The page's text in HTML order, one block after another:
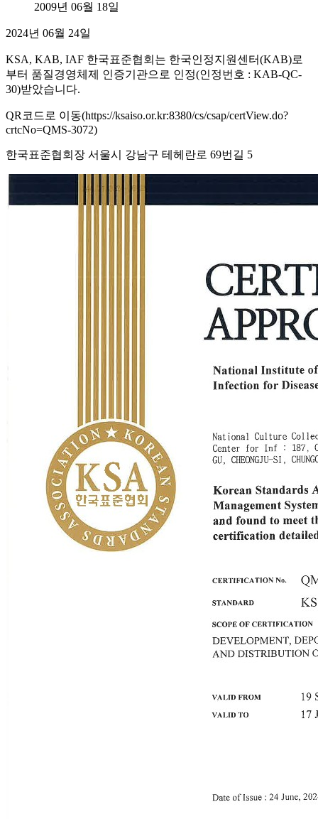
2009년 06월 18일
2024년 06월 24일
KSA, KAB, IAF 한국표준협회는 한국인정지원센터(KAB)로
부터 품질경영체제 인증기관으로 인정(인정번호 : KAB-QC-
30)받았습니다.
QR코드로 이동(https://ksaiso.or.kr:8380/cs/csap/certView.do?
crtcNo=QMS-3072)
한국표준협회장 서울시 강남구 테헤란로 69번길 5